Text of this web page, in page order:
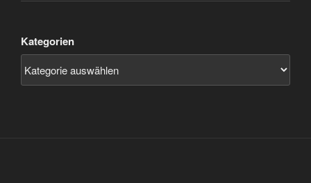
Kategorien